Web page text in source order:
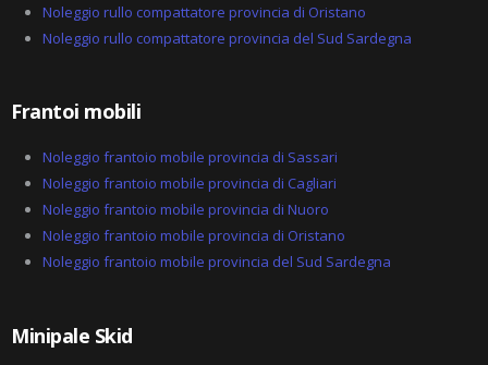
Noleggio rullo compattatore provincia di Oristano
Noleggio rullo compattatore provincia del Sud Sardegna
Frantoi mobili
Noleggio frantoio mobile provincia di Sassari
Noleggio frantoio mobile provincia di Cagliari
Noleggio frantoio mobile provincia di Nuoro
Noleggio frantoio mobile provincia di Oristano
Noleggio frantoio mobile provincia del Sud Sardegna
Minipale Skid